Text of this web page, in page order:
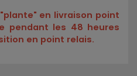
en livraison point
pendant les 48 heures
en point relais.